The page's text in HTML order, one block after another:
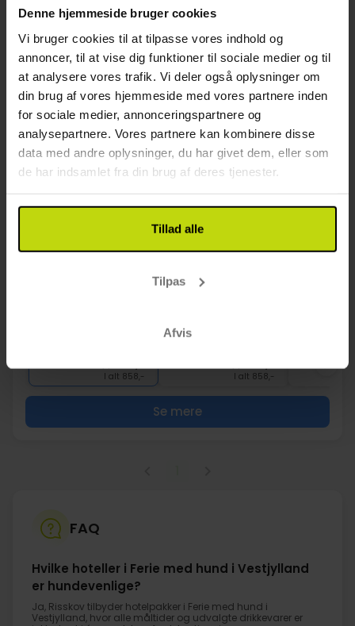
Denne hjemmeside bruger cookies
Vi bruger cookies til at tilpasse vores indhold og
annoncer, til at vise dig funktioner til sociale medier og til
at analysere vores trafik. Vi deler også oplysninger om
din brug af vores hjemmeside med vores partnere inden
for sociale medier, annonceringspartnere og
analysepartnere. Vores partnere kan kombinere disse
data med andre oplysninger, du har givet dem, eller som
de har indsamlet fra din brug af deres tjenester.
Tillad alle
Tilpas
Afvis
Traditionel vestjysk charme
Hotel Smedegaarden
4.0/ 5 Meget god5 anmeldelser
Hyggelige værelser og dejlig morgenmad
Okt 429,-
I alt 858,-
Nov 429,-
I alt 858,-
Dec
Se mere
FAQ
Hvilke hoteller i Ferie med hund i Vestjylland
er hundevenlige?
Ja, Risskov tilbyder hotelpakker i Ferie med hund i
Vestjylland, hvor alle måltider og udvalgte drikkevarer er